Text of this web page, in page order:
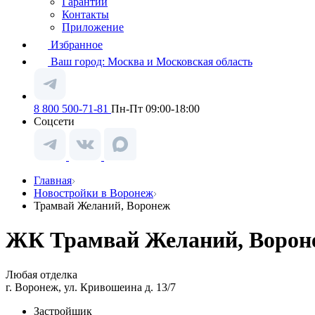
Контакты
Приложение
Избранное
Ваш город: Москва и Московская область
8 800 500-71-81 Пн-Пт 09:00-18:00
Соцсети
Главная
Новостройки в Воронеж
Трамвай Желаний, Воронеж
ЖК Трамвай Желаний,
Любая отделка
г. Воронеж, ул. Кривошеина д. 13/7
Застройщик